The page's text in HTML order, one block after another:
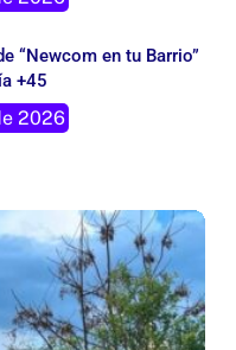
“Newcom en tu Barrio”
+45